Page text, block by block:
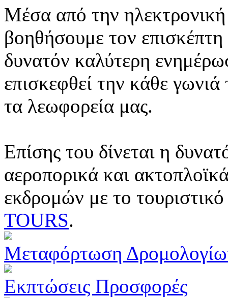
Μέσα από την ηλεκτρονική
βοηθήσουμε τον
δυνατόν καλύτερη
επισκεφθεί την κάθε
τα λεωφορεία μας.
Επίσης του δίνεται η
αεροπορικά και
εκδρομών με το
TOURS.
Μεταφόρτωση
Εκπτώσεις Προσφορές